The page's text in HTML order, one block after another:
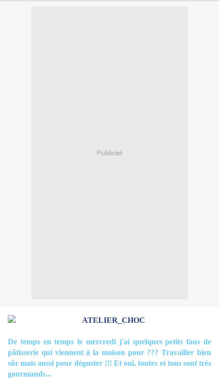
Publicité
De temps en temps le mercredi j'ai quelques petits fans de
pâtisserie qui viennent à la maison pour ??? Travailler bien
sûr mais aussi pour déguster !!! Et oui, toutes et tous sont très
gourmands...